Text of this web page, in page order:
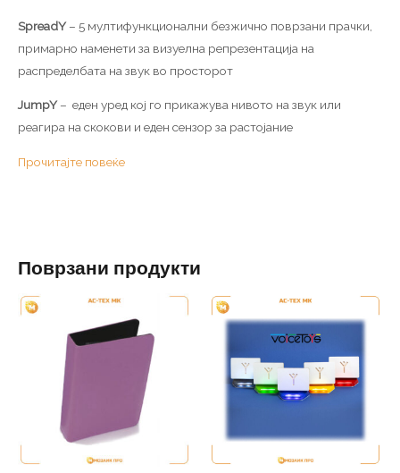
SpreadY– 5 мултифункционални безжично поврзани прачки,
примарно наменети за визуелна репрезентација на
распределбата на звук во просторот
JumpY– еден уред кој го прикажува нивото на звук или
реагира на скокови и еден сензор за растојание
Прочитајте повеќе
Поврзани продукти
product
multiple
variants.
The
options